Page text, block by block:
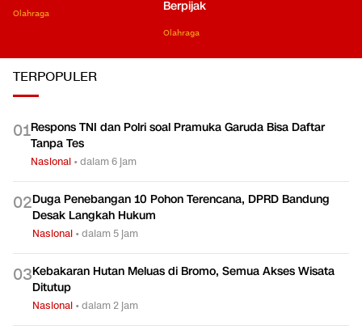
Olahraga
Berpijak
Olahraga
TERPOPULER
01Respons TNI dan Polri soal Pramuka Garuda Bisa Daftar
Tanpa Tes
Nasional •dalam 6 jam
02Duga Penebangan 10 Pohon Terencana, DPRD Bandung
Desak Langkah Hukum
Nasional •dalam 5 jam
03Kebakaran Hutan Meluas di Bromo, Semua Akses Wisata
Ditutup
Nasional •dalam 2 jam